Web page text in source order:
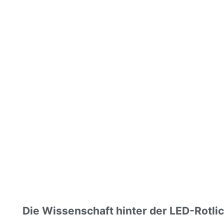
Die Wissenschaft hinter der LED-